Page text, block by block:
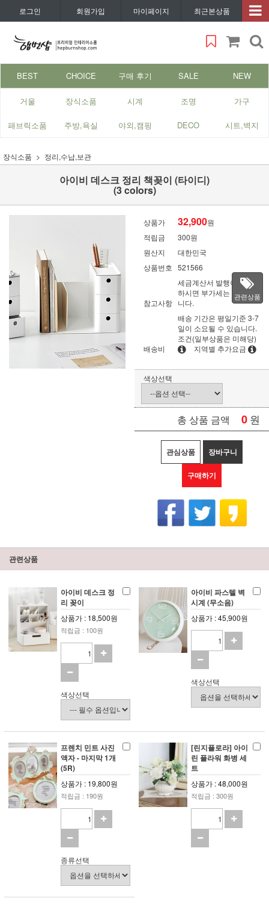
로그인 회원가입 마이페이지 최근본상품
BEST CHOICE 구매 후기 SALE NEW
거울 장식소품 시계 조명 가구
패브릭소품 주방,욕실 야외,캠핑 DECO 시트,벽지
장식소품 정리,수납,보관
아이비 데스크 정리 책꽂이 (타이디)
(3 colors)
상품가 32,900원
적립금
300원
원산지
대한민국
상품번호 521566
참고사항
세금계산서 발행이 필요
하시면 부가세는 별도입
니다.
배송비
배송 기간은 평일기준 3-7
일이 소요될 수 있습니다.
조건(일부상품은 미해당)
지역별 추가요금
관련상품
색상선택
총 상품 금액 0 원
관심상품 장바구니
구매하기
관련상품
아이비 데스크 정
리 꽂이
상품가 : 18,500원
적립금 : 100원
색상선택
아이비 파스텔 벽
시계 (무소음)
상품가 : 45,900원
색상선택
프렌치 민트 사진
액자 - 마지막 1개
(5R)
상품가 : 19,800원
적립금 : 190원
종류선택
[린지플로라] 아이
린 플라워 화병 세
트
상품가 : 48,000원
적립금 : 300원